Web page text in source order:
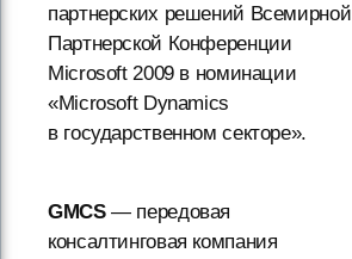
партнерских решений Всемирной
Партнерской Конференции
Microsoft 2009 в номинации
«Microsoft Dynamics
в государственном секторе».
GMCS— передовая
консалтинговая компания